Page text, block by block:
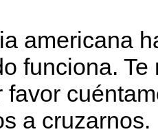
americana
funciona.
favor
a cruzarnos.